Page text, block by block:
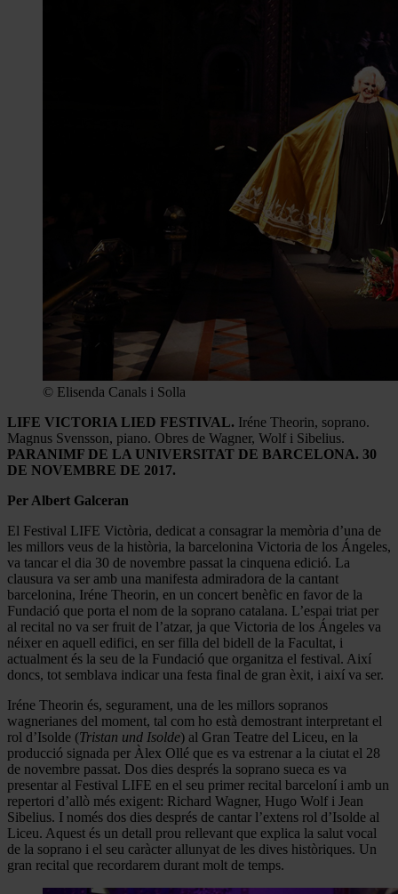
© Elisenda Canals i Solla
LIFE VICTORIA LIED FESTIVAL. Iréne Theorin, soprano.
Magnus Svensson, piano. Obres de Wagner, Wolf i Sibelius.
PARANIMF DE LA UNIVERSITAT DE BARCELONA. 30
DE NOVEMBRE DE 2017.
Per Albert Galceran
El Festival LIFE Victòria, dedicat a consagrar la memòria d’una de
les millors veus de la història, la barcelonina Victoria de los Ángeles,
va tancar el dia 30 de novembre passat la cinquena edició. La
clausura va ser amb una manifesta admiradora de la cantant
barcelonina, Iréne Theorin, en un concert benèfic en favor de la
Fundació que porta el nom de la soprano catalana. L’espai triat per
al recital no va ser fruit de l’atzar, ja que Victoria de los Ángeles va
néixer en aquell edifici, en ser filla del bidell de la Facultat, i
actualment és la seu de la Fundació que organitza el festival. Així
doncs, tot semblava indicar una festa final de gran èxit, i així va ser.
Iréne Theorin és, segurament, una de les millors sopranos
wagnerianes del moment, tal com ho està demostrant interpretant el
rol d’Isolde (Tristan und Isolde) al Gran Teatre del Liceu, en la
producció signada per Àlex Ollé que es va estrenar a la ciutat el 28
de novembre passat. Dos dies després la soprano sueca es va
presentar al Festival LIFE en el seu primer recital barceloní i amb un
repertori d’allò més exigent: Richard Wagner, Hugo Wolf i Jean
Sibelius. I només dos dies després de cantar l’extens rol d’Isolde al
Liceu. Aquest és un detall prou rellevant que explica la salut vocal
de la soprano i el seu caràcter allunyat de les dives històriques. Un
gran recital que recordarem durant molt de temps.